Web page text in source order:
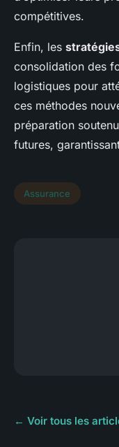
compétitives.
Enfin, les
consolidation des
logistiques pour
ces méthodes
préparation
futures,
Assurance
← Voir tous les